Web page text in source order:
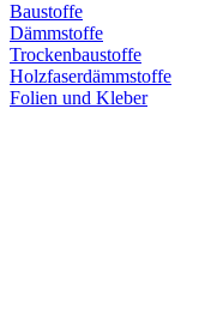
Baustoffe
Dämmstoffe
Trockenbaustoffe
Holzfaserdämmstoffe
Folien und Kleber